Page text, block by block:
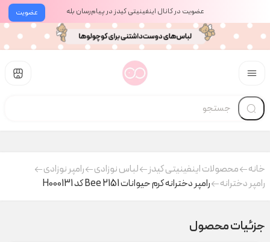
عضویت عضویت در کانال اینفینیتی کیدز در پیام‌رسان بله
خانه محصولات اینفینیتی کیدز لباس نوزادی
رامپر نوزادی
رامپر دخترانه
رامپر دخترانه کرم حیوانات 2151 Bee کد H000131
جزئیات محصول